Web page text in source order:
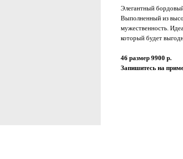
Элегантный
Выполненный из
мужественность.
который будет
46 размер 9900 р.
Запишитесь на